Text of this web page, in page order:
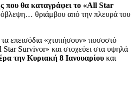
που θα καταγράφει το «All Star
θριάμβου από την πλευρά του
επεισόδια «χτυπήσουν» ποσοστό
Star Survivor» και στοχεύει στα υψηλά
την Κυριακή 8 Ιανουαρίου και